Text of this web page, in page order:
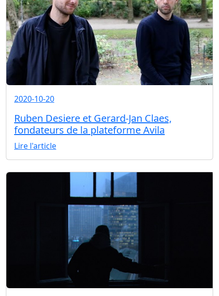
2020-10-20
Ruben Desiere et Gerard-Jan Claes,
fondateurs de la plateforme Avila
Lire l'article